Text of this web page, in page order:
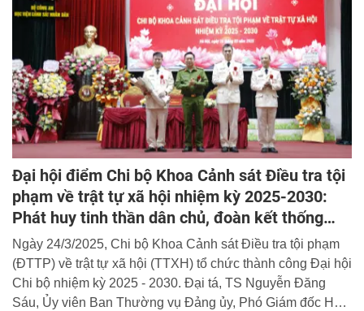
Đại hội điểm Chi bộ Khoa Cảnh sát Điều tra tội
phạm về trật tự xã hội nhiệm kỳ 2025-2030:
Phát huy tinh thần dân chủ, đoàn kết thống
nhất cao
Ngày 24/3/2025, Chi bộ Khoa Cảnh sát Điều tra tội phạm
(ĐTTP) về trật tự xã hội (TTXH) tổ chức thành công Đại hội
Chi bộ nhiệm kỳ 2025 - 2030. Đại tá, TS Nguyễn Đăng
Sáu, Ủy viên Ban Thường vụ Đảng ủy, Phó Giám đốc Học